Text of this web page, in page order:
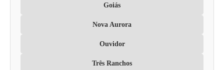
Goiás
Nova Aurora
Ouvidor
Três Ranchos